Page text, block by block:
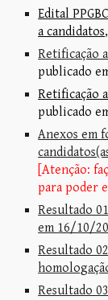
Edital
a
Retificação
publicado
Retificação
publicado
Anexos em
[Atenção:
para poder
Resultado
em 16/10/
Resultado
Resultado